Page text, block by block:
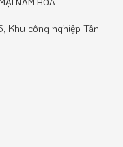
Khu công nghiệp Tân